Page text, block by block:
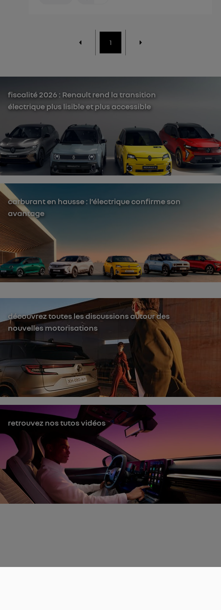
1
fiscalité 2026 : Renault rend la transition
électrique plus lisible et plus accessible
carburant en hausse : l’électrique confirme son
avantage
découvrez toutes les discussions autour des
nouvelles motorisations
retrouvez nos tutos vidéos